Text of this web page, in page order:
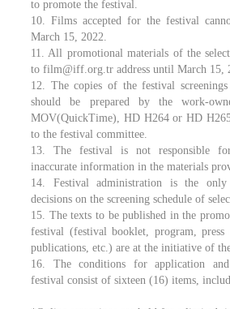
to promote the festival.
10. Films accepted for the festival
March 15, 2022.
11. All promotional materials of the
to film@iff.org.tr address until March 15,
12. The copies of the festival
should be prepared by the work-
MOV(QuickTime), HD H264 or HD
to the festival committee.
13. The festival is not responsible
inaccurate information in the materials
14. Festival administration is the
decisions on the screening schedule of
15. The texts to be published in the
festival (festival booklet, program, press
publications, etc.) are at the initiative of
16. The conditions for application
festival consist of sixteen (16) items,